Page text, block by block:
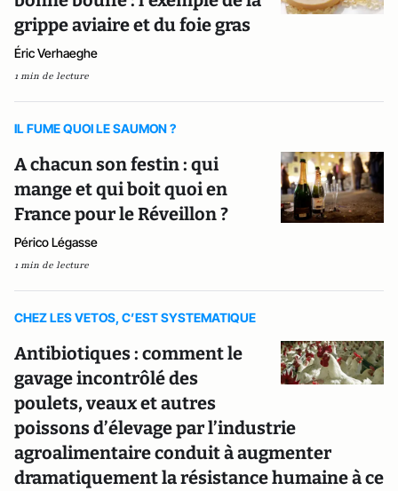
grippe aviaire et du foie gras
Éric Verhaeghe
1 min de lecture
IL FUME QUOI LE SAUMON ?
A chacun son festin : qui
mange et qui boit quoi en
France pour le Réveillon ?
Périco Légasse
1 min de lecture
CHEZ LES VETOS, C’EST SYSTEMATIQUE
Antibiotiques : comment le
gavage incontrôlé des
poulets, veaux et autres
poissons d’élevage par l’industrie
agroalimentaire conduit à augmenter
dramatiquement la résistance humaine à ce